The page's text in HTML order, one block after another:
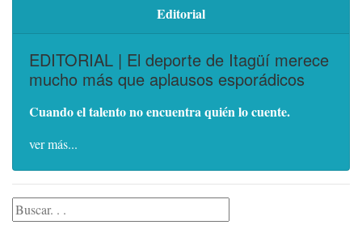
Editorial
EDITORIAL | El deporte de Itagüí merece
mucho más que aplausos esporádicos
Cuando el talento no encuentra quién lo cuente.
ver más...